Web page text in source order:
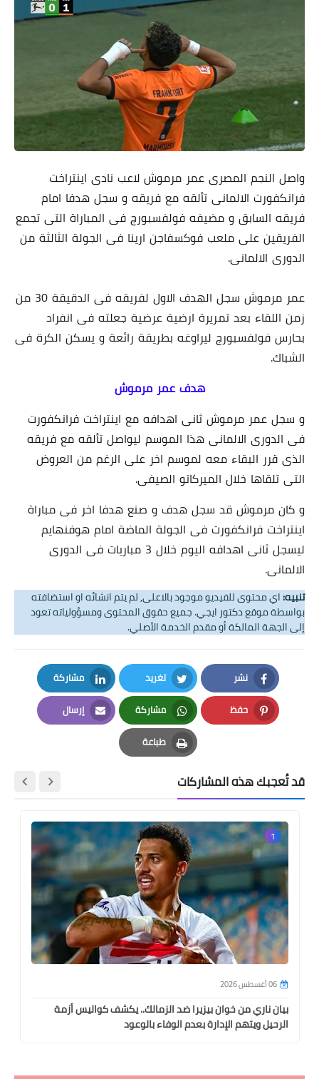
واصل النجم المصرى عمر مرموش لاعب نادى اينتراخت
فرانكفورت الالمانى تألقه مع فريقه و سجل هدفا امام
فريقه السابق و مضيفه فولفسبورج فى المباراة التى تجمع
الفريقين على ملعب فوكسفاجن ارينا فى الجولة الثالثة من
الدورى الالمانى.
عمر مرموش سجل الهدف الاول لفريقه فى الدقيقة 30 من
زمن اللقاء بعد تمريرة ارضية عرضية جعلته فى انفراد
بحارس فولفسبورج ليراوغه بطريقة رائعة و يسكن الكرة فى
الشباك.
هدف عمر مرموش
و سجل عمر مرموش ثانى اهدافه مع اينتراخت فرانكفورت
فى الدورى الالمانى هذا الموسم ليواصل تألقه مع فريقه
الذى قرر البقاء معه لموسم اخر على الرغم من العروض
التى تلقاها خلال الميركاتو الصيفى.
و كان مرموش قد سجل هدف و صنع هدفا اخر فى مباراة
اينتراخت فرانكفورت فى الجولة الماضة امام هوفنهايم
ليسجل ثانى اهدافه اليوم خلال 3 مباريات فى الدورى
الالمانى.
تنبيه:اي محتوى للفيديو موجود بالاعلى, لم يتم انشائه او استضافته
بواسطة موقع دكتور ايجي. جميع حقوق المحتوى ومسؤولياته تعود
إلى الجهة المالكة أو مقدم الخدمة الأصلي.
نشر
Facebook
تغريد
Twitter
مشاركة
LinkedIn
حفظ
Pinterest
مشاركة
Whatsapp
إرسال
Email
طباعة
Print
قد تُعجبك هذه المشاركات
1
06 أغسطس 2026
بيان ناري من خوان بيزيرا ضد الزمالك.. يكشف كواليس أزمة
الرحيل ويتهم الإدارة بعدم الوفاء بالوعود